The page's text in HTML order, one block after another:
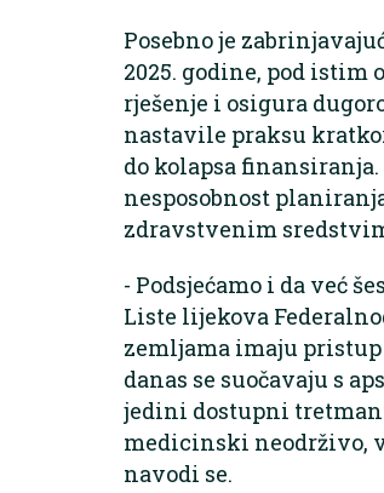
Posebno je
2025. godine, pod istim
rješenje i osigura
nastavile praksu
do kolapsa
nesposobnost
zdravstvenim
- Podsjećamo i da već
Liste lijekova
zemljama imaju
danas se suočavaju s
jedini dostupni
medicinski neodrživo,
navodi se.